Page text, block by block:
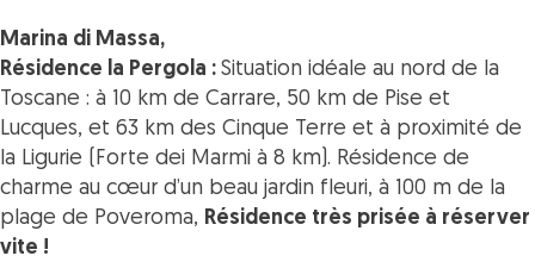
Marina di Massa,
Résidence la Pergola : Situation idéale au nord de la
Toscane : à 10 km de Carrare, 50 km de Pise et
Lucques, et 63 km des Cinque Terre et à proximité de
la Ligurie (Forte dei Marmi à 8 km). Résidence de
charme au cœur d’un beau jardin fleuri, à 100 m de la
plage de Poveroma, Résidence très prisée à réserver
vite !